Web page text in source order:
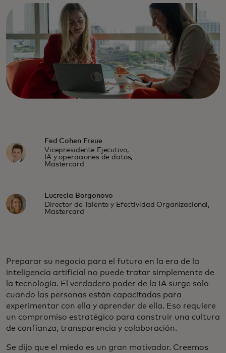
Fed Cohen Freue
Vicepresidente Ejecutivo,
IA y operaciones de datos,
Mastercard
Lucrecia Borgonovo
Director de Talento y Efectividad Organizacional,
Mastercard
Preparar su negocio para el futuro en la era de la
inteligencia artificial no puede tratar simplemente de
la tecnología. El verdadero poder de la IA surge solo
cuando las personas están capacitadas para
experimentar con ella y aprender de ella. Eso requiere
un compromiso estratégico para construir una cultura
de confianza, transparencia y colaboración.
Se dijo que el miedo es un gran motivador. Creemos